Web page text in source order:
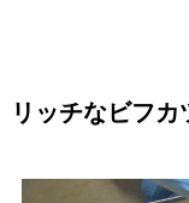
リッチなビフ